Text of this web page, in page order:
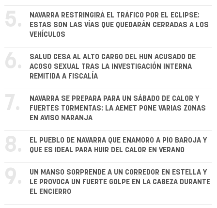
5.
NAVARRA RESTRINGIRÁ EL TRÁFICO POR EL ECLIPSE:
ESTAS SON LAS VÍAS QUE QUEDARÁN CERRADAS A LOS
VEHÍCULOS
6.
SALUD CESA AL ALTO CARGO DEL HUN ACUSADO DE
ACOSO SEXUAL TRAS LA INVESTIGACIÓN INTERNA
REMITIDA A FISCALÍA
7.
NAVARRA SE PREPARA PARA UN SÁBADO DE CALOR Y
FUERTES TORMENTAS: LA AEMET PONE VARIAS ZONAS
EN AVISO NARANJA
8.
EL PUEBLO DE NAVARRA QUE ENAMORÓ A PÍO BAROJA Y
QUE ES IDEAL PARA HUIR DEL CALOR EN VERANO
9.
UN MANSO SORPRENDE A UN CORREDOR EN ESTELLA Y
LE PROVOCA UN FUERTE GOLPE EN LA CABEZA DURANTE
EL ENCIERRO